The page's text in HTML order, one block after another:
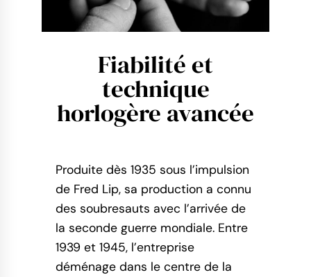
Fiabilité et
technique
horlogère avancée
Produite dès 1935 sous l’impulsion
de Fred Lip, sa production a connu
des soubresauts avec l’arrivée de
la seconde guerre mondiale. Entre
1939 et 1945, l’entreprise
déménage dans le centre de la